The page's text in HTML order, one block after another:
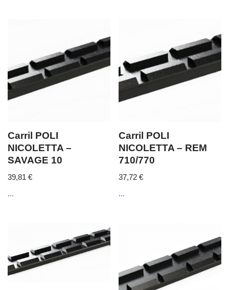
Carril POLI
NICOLETTA –
SAVAGE 10
39,81 €
...
Carril POLI
NICOLETTA – REM
710/770
37,72€
...